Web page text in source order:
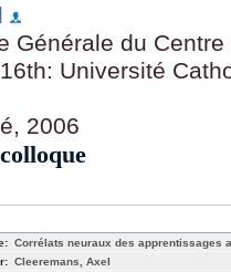
Générale du
Université
2006
Corrélats neuraux des apprentissages
Cleeremans, Axel